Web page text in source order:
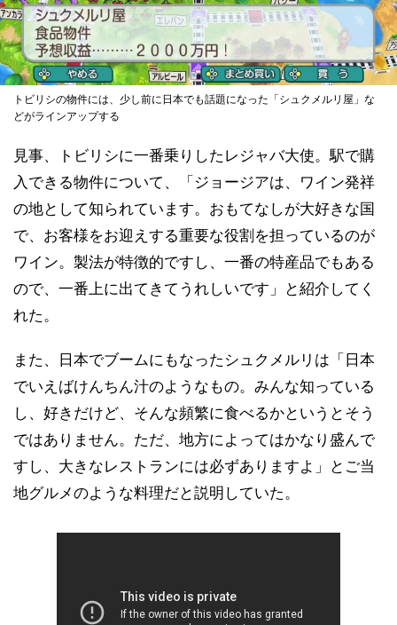
トビリシの物件には、少し前に日本でも話題になった「シュクメルリ屋」な
どがラインアップする
見事、トビリシに一番乗りしたレジャバ大使。駅で購
入できる物件について、「ジョージアは、ワイン発祥
の地として知られています。おもてなしが大好きな国
で、お客様をお迎えする重要な役割を担っているのが
ワイン。製法が特徴的ですし、一番の特産品でもある
ので、一番上に出てきてうれしいです」と紹介してく
れた。
また、日本でブームにもなったシュクメルリは「日本
でいえばけんちん汁のようなもの。みんな知っている
し、好きだけど、そんな頻繁に食べるかというとそう
ではありません。ただ、地方によってはかなり盛んで
すし、大きなレストランには必ずありますよ」とご当
地グルメのような料理だと説明していた。